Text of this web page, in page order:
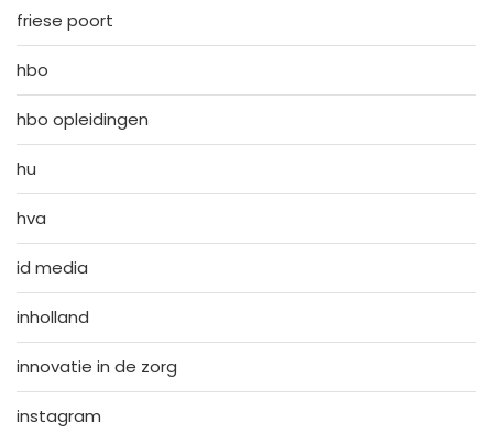
friese poort
hbo
hbo opleidingen
hu
hva
id media
inholland
innovatie in de zorg
instagram